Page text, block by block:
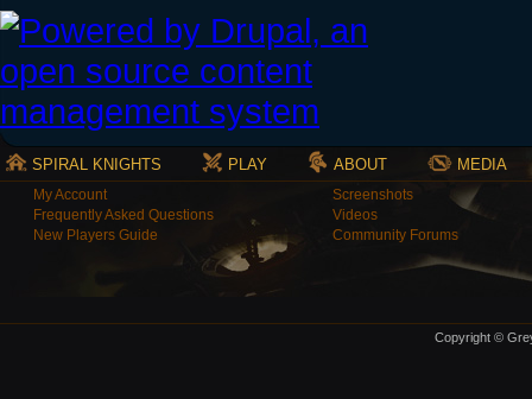
SPIRAL KNIGHTS PLAY ABOUT MEDIA
My Account
Frequently Asked Questions
New Players Guide
Screenshots
Videos
Community Forums
Copyright ©